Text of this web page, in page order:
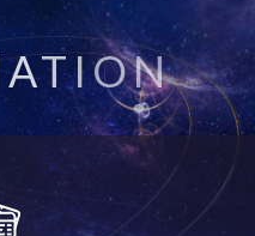
ATION